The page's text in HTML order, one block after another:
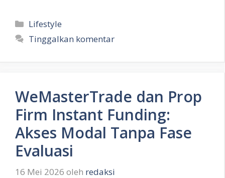
Kategori
Lifestyle
Tinggalkan komentar
WeMasterTrade dan Prop
Firm Instant Funding:
Akses Modal Tanpa Fase
Evaluasi
16 Mei 2026 oleh redaksi